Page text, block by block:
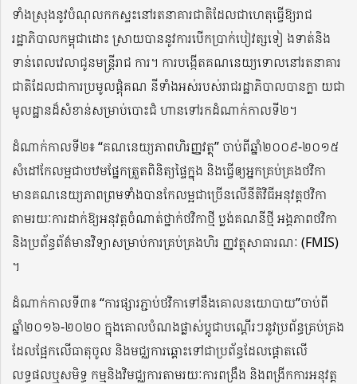
ទាំងស្រុងនូវបំណុលកកស្ទះនៅរតនាគារជាតិដែលជាហេតុធ្វើឱ្យរាជ
រដ្ឋាភិបាលកម្ពុជាដោះ ស្រាយបាននូវការបើកប្រាក់បៀវត្សទៀ ងទាត់និង
ទាន់ពេលវេលាជូនមន្ត្រីរាជ ការ។ ការបង្កើតគណនេយ្យទោលនៅរតនាគារ
ជាតិដែលជាការប្រមូលផ្តុំគណ នីទាំងអស់របស់រាជរដ្ឋាភិបាលបានក្លា យជា
មូលដ្ឋានដ៏សំខាន់សម្រាប់បោះជំ ហានទៅរកដំណាក់កាលទី២។
ដំណាក់កាលទី២៖ “គណនេយ្យភាពហិរញ្ញវត្ថុ” ចាប់ពីឆ្នាំ២០០៩-២០១៥
សំដៅកែលម្អជាបឋមផែ្នកត្រួតពិនិត្យផ្ទៃក្នុង និងធ្វើឲ្យអ្នកគ្រប់គ្រងថវិកា
មានគណនេយ្យភាពព្រមទាំងបានកែលម្អជាច្រើនលើនីតិវិធីអនុវត្តថវិកា
តាមរយៈការដាក់ឱ្យអនុវត្តចំណាត់ថ្នាក់ថវិកាថ្មី ប្លង់គណនីថ្មី អង្គភាពថវិកា
និងប្រព័ន្ធព័ត៌មានវិទ្យាសម្រាប់ការគ្រប់គ្រងហិរ ញ្ញវត្ថុសាធារណៈ (FMIS)
។
ដំណាក់កាលទី៣៖ “ការផ្សារភ្ជាប់ថវិកាទៅនឹងគោលនយោបាយ”ចាប់ពី
ឆ្នាំ២០១៦-២០២០ ក្នុងគោលបំណងផ្លាស់ប្តូជាបណ្តើរៗនូវប្រព័ន្ធគ្រប់គ្រង
ដែលផ្អែកលើធាតុចូល និងមជ្ឈការឆ្ពោះទៅជាប្រព័ន្ធដែលផ្តោតលើ
លទ្ធផលឬសមិទ្ធ កម្មនិងវិមជ្ឈការតាមរយៈការពង្រឹង និងពង្រីកការអនុវត្ត